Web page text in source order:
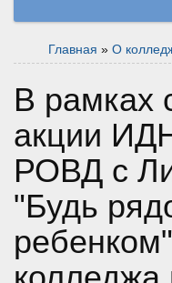
Главная » О
В рамках совместной
акции
РОВД с
"Будь